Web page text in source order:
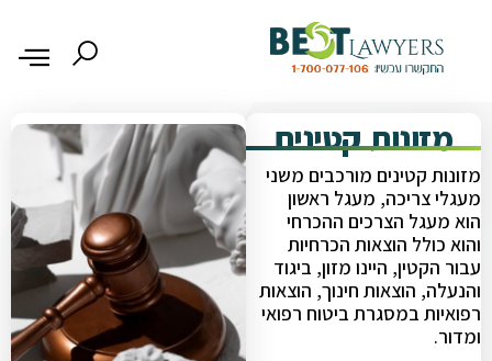
מזונות קטינים
מזונות קטינים מורכבים משני
מעגלי צריכה, מעגל ראשון
הוא מעגל הצרכים ההכרחי
והוא כולל הוצאות הכרחיות
עבור הקטין, היינו מזון, ביגוד
והנעלה, הוצאות חינוך, הוצאות
רפואיות במסגרת ביטוח רפואי
ומדור.